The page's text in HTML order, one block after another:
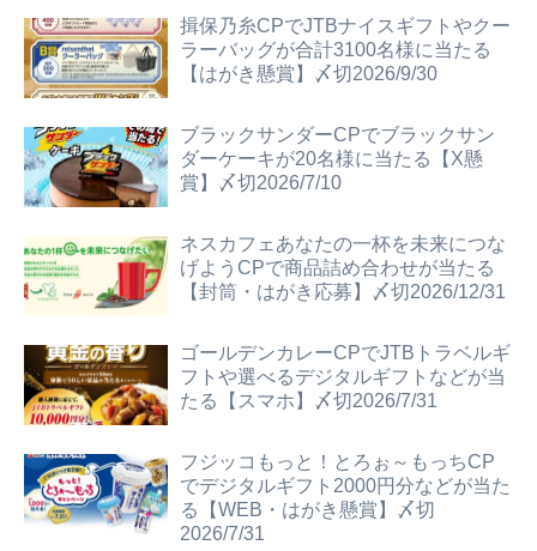
揖保乃糸CPでJTBナイスギフトやクー
ラーバッグが合計3100名様に当たる
【はがき懸賞】〆切2026/9/30
ブラックサンダーCPでブラックサン
ダーケーキが20名様に当たる【X懸
賞】〆切2026/7/10
ネスカフェあなたの一杯を未来につな
げようCPで商品詰め合わせが当たる
【封筒・はがき応募】〆切2026/12/31
ゴールデンカレーCPでJTBトラベルギ
フトや選べるデジタルギフトなどが当
たる【スマホ】〆切2026/7/31
フジッコもっと！とろぉ～もっちCP
でデジタルギフト2000円分などが当た
る【WEB・はがき懸賞】〆切
2026/7/31